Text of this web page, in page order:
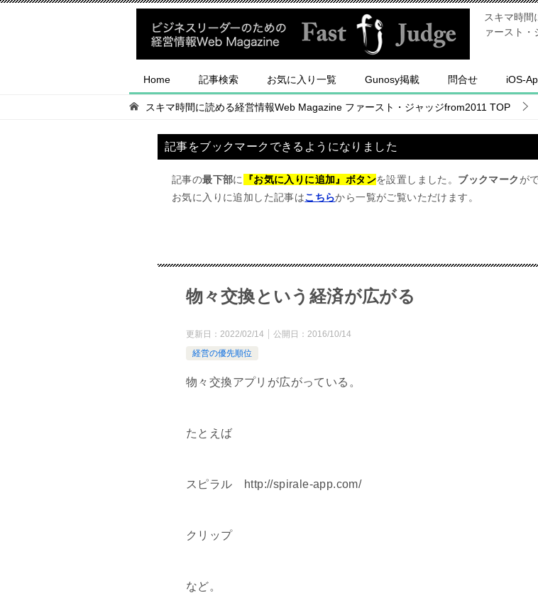
スキマ時間
ァースト・
Home 記事検索 お気に入り一覧 Gunosy掲載 問合せ iOS-
スキマ時間に読める経営情報Web Magazine ファースト・ジャッジfrom2011 TOP
記事をブックマークできるようになりました
記事の最下部に 『お気に入りに追加』ボタンを設置しました。 ブックマーク が
お気に入りに追加した記事はこちらから一覧がご覧いただけます。
物々交換という経済が広がる
更新日： 2022/02/14 公開日： 2016/10/14
経営の優先順位
物々交換アプリが広がっている。
たとえば
スピラル http://spirale-app.com/
クリップ
など。